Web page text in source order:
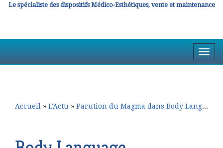
Le spécialiste des dispositifs Médico-Esthétiques, vente et maintenance
la
Accueil » L'Actu » Parution du Magma dans Body Language